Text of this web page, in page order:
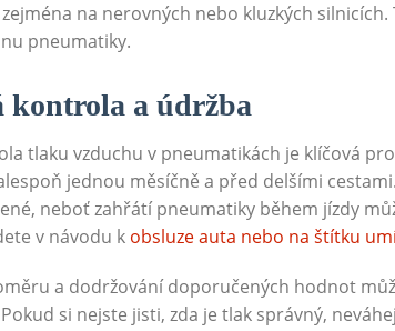
na nerovných nebo kluzkých
pneumatiky.
kontrola a údržba
tlaku vzduchu v pneumatikách je klíčová
jednou měsíčně a před delšími
neboť zahřátí pneumatiky během jízdy
v návodu k obsluze auta nebo na štítku
a dodržování doporučených hodnot
si nejste jisti, zda je tlak správný,